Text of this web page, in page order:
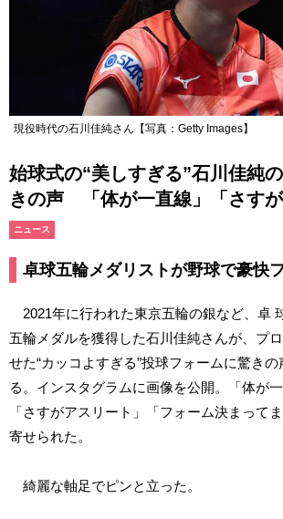
現役時代の石川佳純さん【写真：Getty Images】
始球式の“美しすぎる”石川佳純
きの声 「体が一直線」「さすが
ニュース
卓球五輪メダリストが野球で豪快
2021年に行われた東京五輪の銀など、卓
五輪メダルを獲得した石川佳純さんが、プ
せた“カッコよすぎる”投球フォームに驚き
る。インスタグラムに画像を公開。「体が一
「さすがアスリート」「フォーム決まって
寄せられた。
綺麗な軸足でピンと立った。